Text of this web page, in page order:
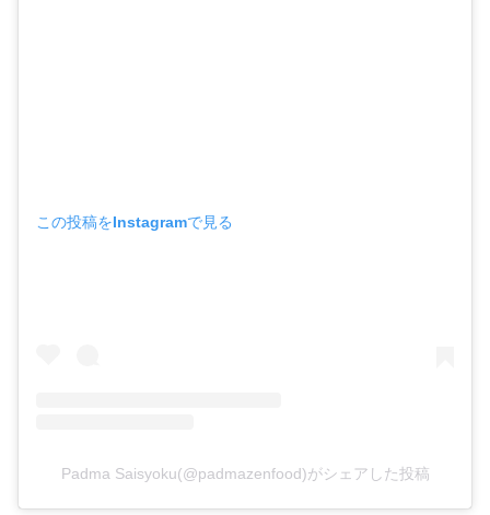
この投稿をInstagramで見る
Padma Saisyoku(@padmazenfood)がシェアした投稿